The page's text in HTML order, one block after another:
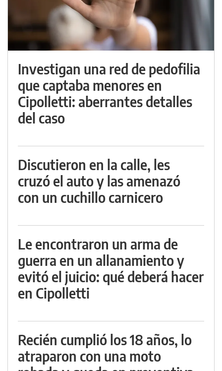
Investigan una red de pedofilia
que captaba menores en
Cipolletti: aberrantes detalles
del caso
Discutieron en la calle, les
cruzó el auto y las amenazó
con un cuchillo carnicero
Le encontraron un arma de
guerra en un allanamiento y
evitó el juicio: qué deberá hacer
en Cipolletti
Recién cumplió los 18 años, lo
atraparon con una moto